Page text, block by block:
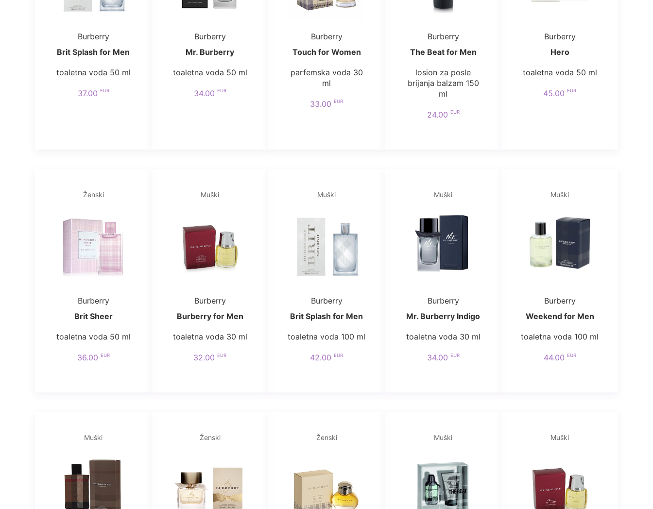
Burberry
Brit Splash for Men
toaletna voda 50 ml
37.00 EUR
Burberry
Mr. Burberry
toaletna voda 50 ml
34.00 EUR
Burberry
Touch for Women
parfemska voda 30
ml
33.00 EUR
Burberry
The Beat for Men
losion za posle
brijanja balzam 150
ml
24.00 EUR
Burberry
Hero
toaletna voda 50 ml
45.00 EUR
Ženski
Burberry
Brit Sheer
toaletna voda 50 ml
36.00 EUR
Muški
Burberry
Burberry for Men
toaletna voda 30 ml
32.00 EUR
Muški
Burberry
Brit Splash for Men
toaletna voda 100 ml
42.00 EUR
Muški
Burberry
Mr. Burberry Indigo
toaletna voda 30 ml
34.00 EUR
Muški
Burberry
Weekend for Men
toaletna voda 100 ml
44.00 EUR
Muški Ženski Ženski Muški Muški